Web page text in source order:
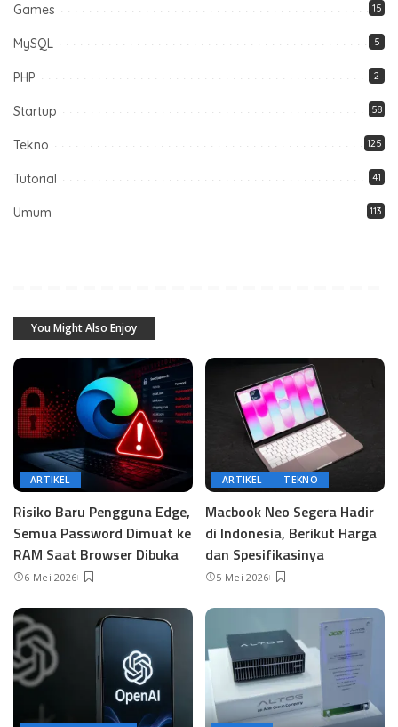
Games 15
MySQL 5
PHP 2
Startup 58
Tekno 125
Tutorial 41
Umum 113
You Might Also Enjoy
ARTIKEL
Risiko Baru Pengguna Edge,
Semua Password Dimuat ke
RAM Saat Browser Dibuka
6 Mei 2026
ARTIKEL TEKNO
Macbook Neo Segera Hadir
di Indonesia, Berikut Harga
dan Spesifikasinya
5 Mei 2026